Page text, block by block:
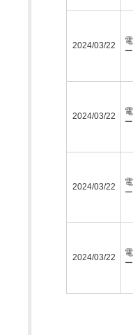
2024/03/22
2024/03/22
2024/03/22
2024/03/22